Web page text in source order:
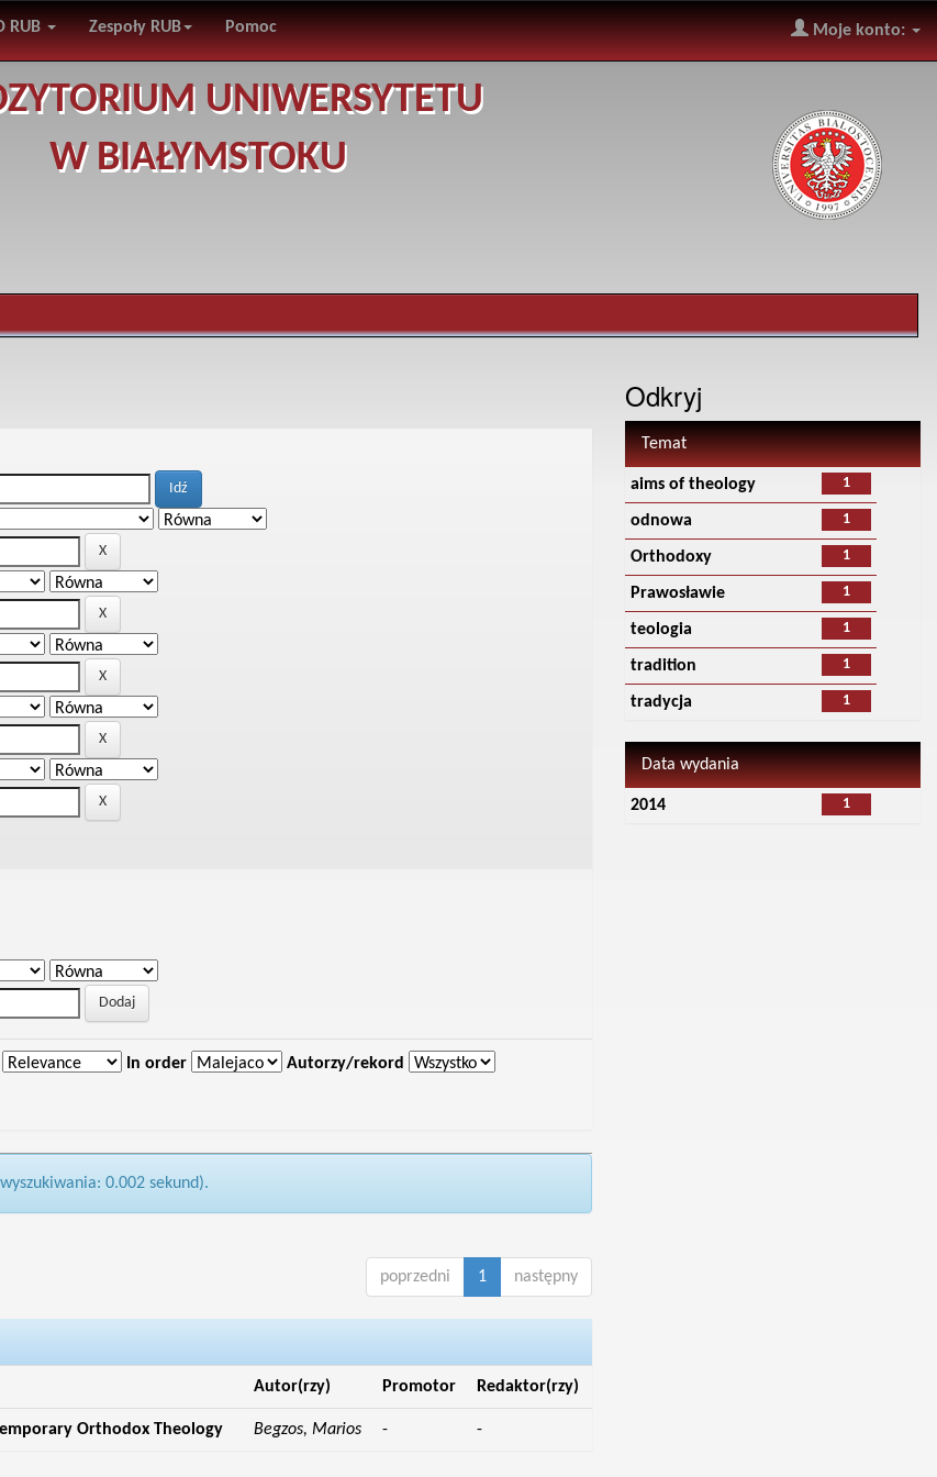
RUB Zespoły RUB Pomoc Moje konto:
UNIWERSYTETU
W BIAŁYMSTOKU
In order Autorzy/rekord
0.002 sekund).
poprzedni 1 następny
Autor(rzy) Promotor Redaktor(rzy)
Orthodox Theology Begzos, Marios - -
Odkryj
Temat
1
aims of theology
1
odnowa
1
Orthodoxy
1
Prawosławie
1
teologia
1
tradition
1
tradycja
Data wydania
1
2014